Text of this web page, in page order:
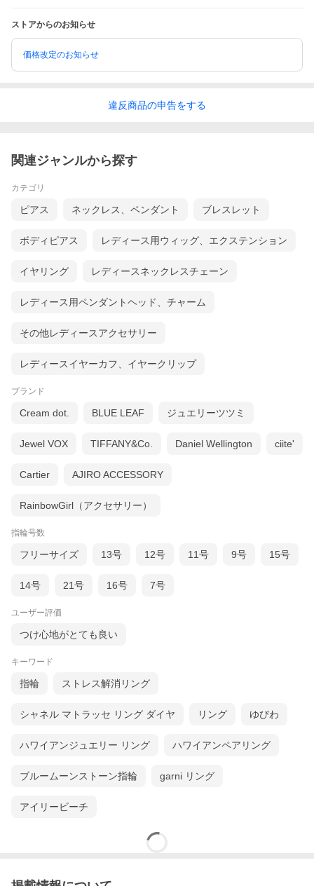
ストアからのお知らせ
価格改定のお知らせ
違反商品の申告をする
関連ジャンルから探す
カテゴリ
ピアス ネックレス、ペンダント ブレスレット
ボディピアス レディース用ウィッグ、エクステンション
イヤリング レディースネックレスチェーン
レディース用ペンダントヘッド、チャーム
その他レディースアクセサリー
レディースイヤーカフ、イヤークリップ
ブランド
Cream dot. BLUE LEAF ジュエリーツツミ
Jewel VOX TIFFANY&Co. Daniel Wellington ciite'
Cartier AJIRO ACCESSORY
RainbowGirl（アクセサリー）
指輪号数
フリーサイズ 13号 12号 11号 9号 15号
14号 21号 16号 7号
ユーザー評価
つけ心地がとても良い
キーワード
指輪 ストレス解消リング
シャネル マトラッセ リング ダイヤ リング ゆびわ
ハワイアンジュエリー リング ハワイアンペアリング
ブルームーンストーン指輪 garni リング
アイリービーチ